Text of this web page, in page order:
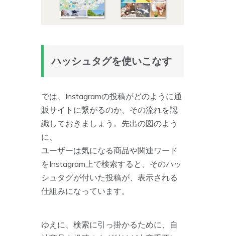
ハッシュタグを使いこなす
では、Instagramの投稿がどのように通
販サイトに繋がるのか、その流れを認
識しておきましょう。先出の図のよう
に、
ユーザーは気になる商品や関連ワード
をInstagram上で検索すると、そのハッ
シュタグが付いた投稿が、表示される
仕組みになっています。
ゆえに、検索に引っ掛かるために、自